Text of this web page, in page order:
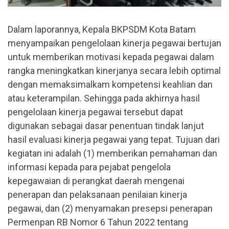
Dalam laporannya, Kepala BKPSDM Kota Batam
menyampaikan pengelolaan kinerja pegawai bertujan
untuk memberikan motivasi kepada pegawai dalam
rangka meningkatkan kinerjanya secara lebih optimal
dengan memaksimalkam kompetensi keahlian dan
atau keterampilan. Sehingga pada akhirnya hasil
pengelolaan kinerja pegawai tersebut dapat
digunakan sebagai dasar penentuan tindak lanjut
hasil evaluasi kinerja pegawai yang tepat. Tujuan dari
kegiatan ini adalah (1) memberikan pemahaman dan
informasi kepada para pejabat pengelola
kepegawaian di perangkat daerah mengenai
penerapan dan pelaksanaan penilaian kinerja
pegawai, dan (2) menyamakan presepsi penerapan
Permenpan RB Nomor 6 Tahun 2022 tentang